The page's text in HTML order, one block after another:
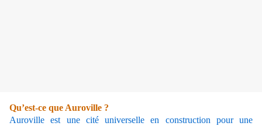
Qu’est-ce que Auroville ?
Auroville est une cité universelle en construction pour une